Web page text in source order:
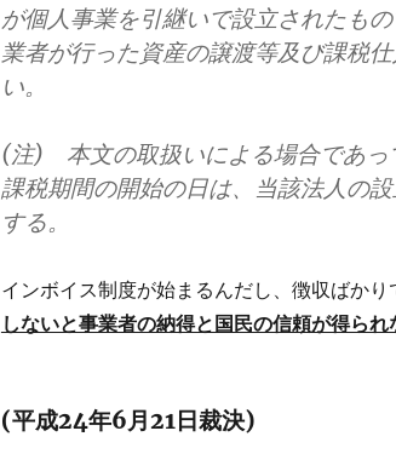
が個人事業を引継いで設立されたも
業者が行った資産の譲渡等及び課税
い。
(注) 本文の取扱いによる場合であっ
課税期間の開始の日は、当該法人の
する。
インボイス制度が始まるんだし、徴収ばかり
しないと事業者の納得と国民の信頼が得られ
(平成24年6月21日裁決)